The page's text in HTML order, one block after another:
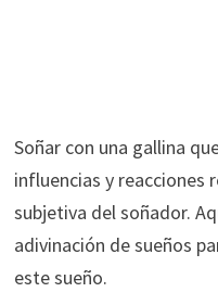
Soñar con una gallina
influencias y reacciones
subjetiva del soñador.
adivinación de sueños
este sueño.